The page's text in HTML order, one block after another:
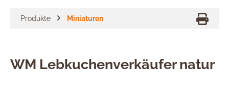
Produkte Miniaturen
WM Lebkuchenverkäufer natur